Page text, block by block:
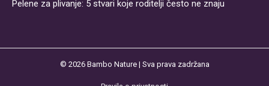
Pelene za plivanje: 5 stvari koje roditelji često ne znaju
© 2026 Bambo Nature| Sva prava zadržana